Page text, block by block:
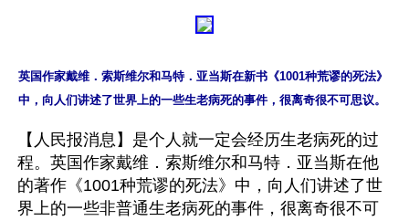
英国作家戴维．索斯维尔和马特．亚当斯在新书《1001种荒谬的死法》
【人民报消息】是个人就一定会经历生老病死的过
程。英国作家戴维．索斯维尔和马特．亚当斯在他
的著作《1001种荒谬的死法》中，向人们讲述了世
界上的一些非普通生老病死的事件，很离奇很不可